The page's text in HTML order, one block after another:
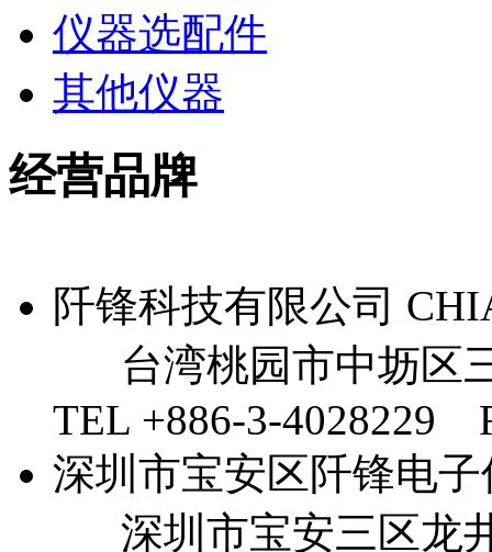
仪器选配件
其他仪器
经营品牌
阡锋科技有限公司
台湾桃园市中坜区
TEL +886-3-4028229
深圳市宝安区阡锋电
深圳市宝安三区龙